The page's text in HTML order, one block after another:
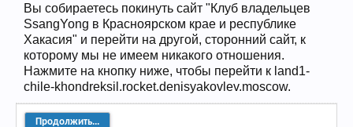
Прошедшие встречи клуба:1.2.3 .4.5.6 .7.8.9.10.11
12.13.14.15. 16.17.18.19.20. 21.22 .23.24.
Ближайшие мероприятия: 16 Августа 2026 года, 11
Вы собираетесь покинуть сайт "Клуб владельцев
SsangYong в Красноярском крае и республике
Хакасия" и перейти на другой, сторонний сайт, к
которому мы не имеем никакого отношения.
Нажмите на кнопку ниже, чтобы перейти к land1-
chile-khondreksil.rocket.denisyakovlev.moscow.
Продолжить...